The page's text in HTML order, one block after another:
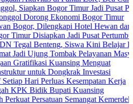
Bogor Timur Jadi Pusat
Ekonomi Bogor Timur
Dilengkapi Hotel Hewan dan
Disiapkan Jadi Pusat Pertumbuhan
Benteng, Siswa Kini Belajar Lebih
Tombak Pelayanan Masyarakat
Kuansing Menguat
untuk Dongkrak Investasi
Perluas Kesempatan Kerja
Bidik Bupati Kuansing
Semangat Kemerdekaan